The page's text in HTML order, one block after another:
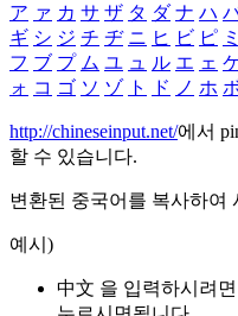
ア ァ カ サ ザ タ ダ ナ ハ
ギ シ ジ チ ヂ ニ ヒ ビ ピ ミ
フ ブ プ ム ユ ュ ル エ ェ
ォ コ ゴ ソ ゾ ト ド ノ ホ
http://chineseinput.net/에서
할 수 있습니다.
변환된 중국어를 복사하여
예시)
中文 을 입력하시려면